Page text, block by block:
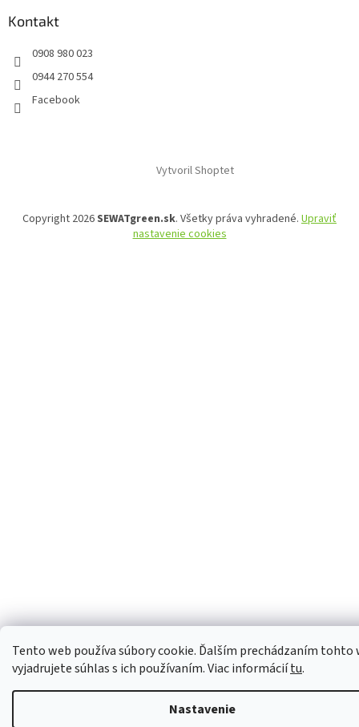
Tento web používa súbory cookie. Ďalším prechádzaním tohto
vyjadrujete súhlas s ich používaním. Viac informáciítu.
Nastavenie
Kontakt
0908 980 023
0944 270 554
Facebook
Vytvoril Shoptet
Copyright 2026SEWATgreen.sk. Všetky práva vyhradené. Upraviť
nastavenie cookies